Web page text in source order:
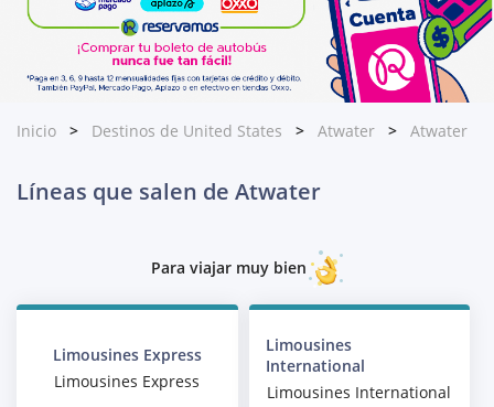
Inicio Destinos de United States Atwater Atwater
Líneas que salen de Atwater
Para viajar muy bien
Limousines Express
Limousines Express
Limousines
International
Limousines International